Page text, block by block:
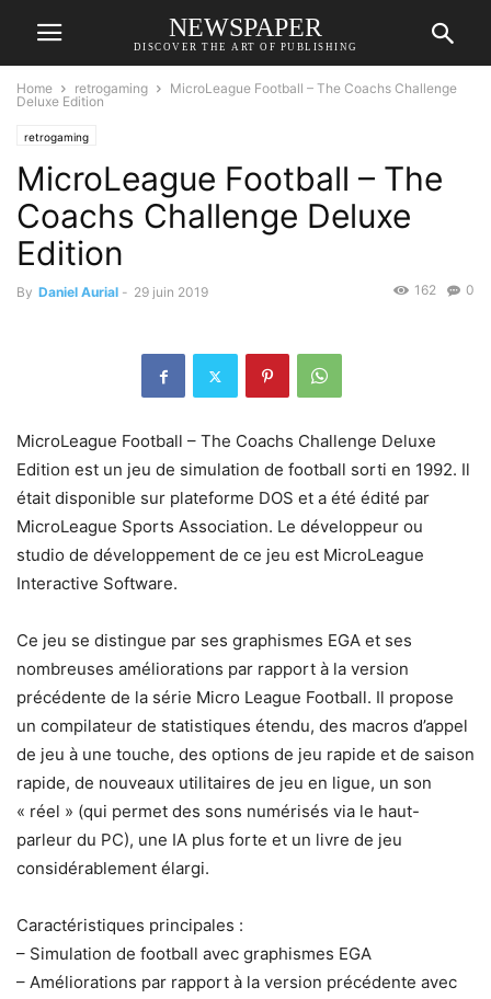
NEWSPAPER
DISCOVER THE ART OF PUBLISHING
Home retrogaming
MicroLeague Football – The Coachs Challenge
Deluxe Edition
retrogaming
MicroLeague Football – The
Coachs Challenge Deluxe
Edition
By Daniel Aurial - 29 juin 2019 0
162
MicroLeague Football – The Coachs Challenge Deluxe
Edition est un jeu de simulation de football sorti en 1992. Il
était disponible sur plateforme DOS et a été édité par
MicroLeague Sports Association. Le développeur ou
studio de développement de ce jeu est MicroLeague
Interactive Software.
Ce jeu se distingue par ses graphismes EGA et ses
nombreuses améliorations par rapport à la version
précédente de la série Micro League Football. Il propose
un compilateur de statistiques étendu, des macros d’appel
de jeu à une touche, des options de jeu rapide et de saison
rapide, de nouveaux utilitaires de jeu en ligue, un son
« réel » (qui permet des sons numérisés via le haut-
parleur du PC), une IA plus forte et un livre de jeu
considérablement élargi.
Caractéristiques principales :
– Simulation de football avec graphismes EGA
– Améliorations par rapport à la version précédente avec